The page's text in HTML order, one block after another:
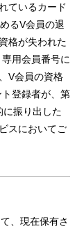
ているカード
るV会員の退
格が失われた
用会員番号に
V会員の資格
登録者が、第
に振り出した
スにおいてご
、現在保有さ